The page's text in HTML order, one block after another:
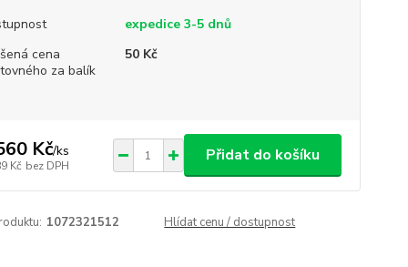
expedice 3-5 dnů
cena
za balík
50 Kč
Kč/ks
Kč bez DPH
Přidat do košíku
1072321512 Hlídat cenu / dostupnost